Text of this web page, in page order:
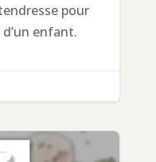
pour
enfant.